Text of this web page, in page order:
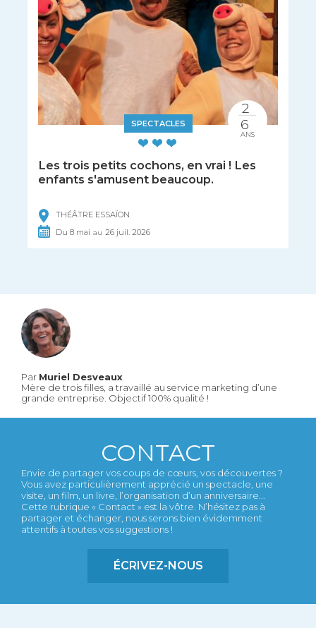
SPECTACLES
Les trois petits cochons, en vrai ! Les
enfants s'amusent beaucoup.
THÉÂTRE ESSAÏON
Du8 mai au 26 juil. 2026
2
6
ANS
Par Muriel Desveaux
Mère de trois filles, a travaillé au service marketing d’une
grande entreprise. Objectif 100% qualité !
CONTACT
Envie de partager vos coups de cœurs, vos découvertes ?
Vous avez particulièrement apprécié un spectacle, une
visite, un film, un livre, l’organisation d’un anniversaire...
Cette rubrique « Contact » est la vôtre. N’hésitez pas à
partager et échanger, nous serons bien évidemment
attentifs à toutes vos suggestions !
ÉCRIVEZ-NOUS